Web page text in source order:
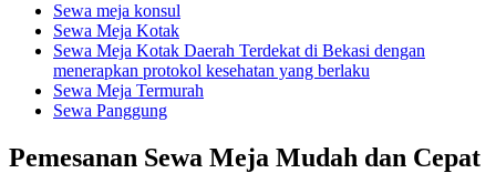
Sewa meja konsul
Sewa Meja Kotak
Sewa Meja Kotak Daerah Terdekat di Bekasi dengan
menerapkan protokol kesehatan yang berlaku
Sewa Meja Termurah
Sewa Panggung
Pemesanan Sewa Meja Mudah dan Cepat